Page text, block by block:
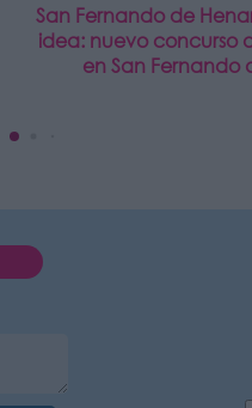
San Fernando de
idea: nuevo concurso
en San Fernando